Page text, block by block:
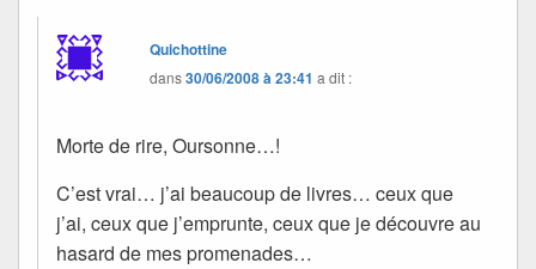
Quichottine
dans30/06/2008 à 23:41 a dit :
Morte de rire, Oursonne…!
C’est vrai… j’ai beaucoup de livres… ceux que
j’ai, ceux que j’emprunte, ceux que je découvre au
hasard de mes promenades…